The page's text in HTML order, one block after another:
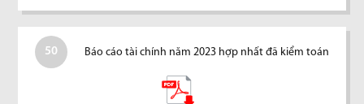
50 Báo cáo tài chính năm 2023 hợp nhất đã kiểm toán